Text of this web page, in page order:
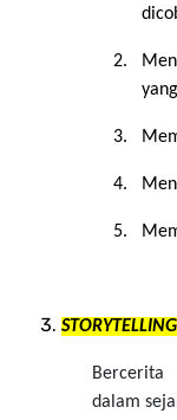
2.
3.
4.
5.
STORYTELLING
Bercerita
dalam